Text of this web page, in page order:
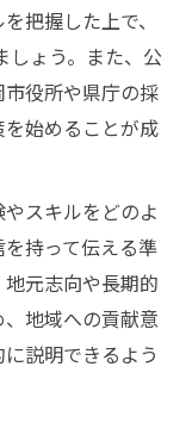
把握した上で、
しょう。また、公
役所や県庁の採
始めることが成
スキルをどのよ
持って伝える準
元志向や長期的
地域への貢献意
説明できるよう